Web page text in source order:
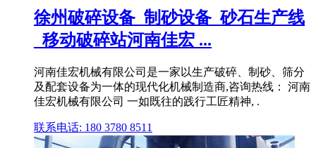
徐州破碎设备_制砂设备_砂石生产线
_移动破碎站河南佳宏 ...
河南佳宏机械有限公司是一家以生产破碎、制砂、筛分
及配套设备为一体的现代化机械制造商,咨询热线： 河南
佳宏机械有限公司 一如既往的践行工匠精神, .
联系电话: 180 3780 8511